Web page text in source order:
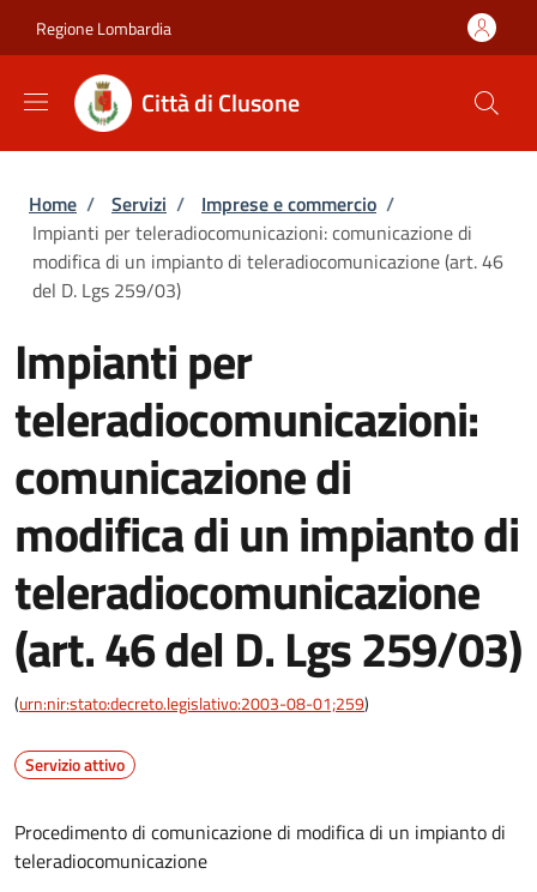
Regione Lombardia
Città di Clusone
Briciole di pane
Home / Servizi / Imprese e commercio /
Impianti per teleradiocomunicazioni: comunicazione di
modifica di un impianto di teleradiocomunicazione (art. 46
del D. Lgs 259/03)
Impianti per
teleradiocomunicazioni:
comunicazione di
modifica di un impianto di
teleradiocomunicazione
(art. 46 del D. Lgs 259/03)
(urn:nir:stato:decreto.legislativo:2003-08-01;259)
Servizio attivo
Procedimento di comunicazione di modifica di un impianto di
teleradiocomunicazione